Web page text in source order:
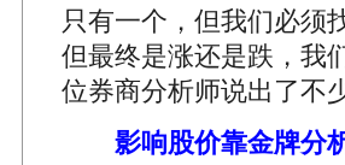
只有一个，但我们必须
但最终是涨还是跌，我
位券商分析师说出了不
影响股价靠金牌分